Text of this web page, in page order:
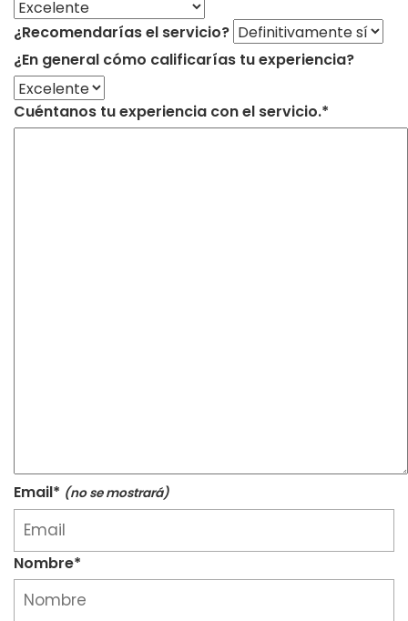
¿Recomendarías el servicio?
¿En general cómo calificarías tu experiencia?
Cuéntanos tu experiencia con el servicio.*
Email* (no se mostrará)
Nombre*